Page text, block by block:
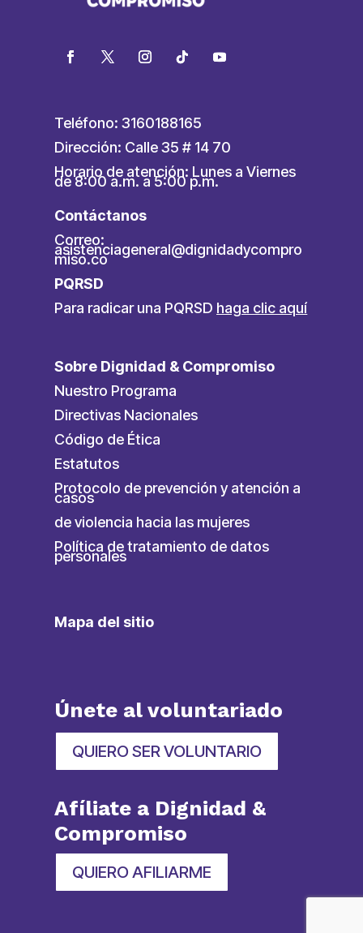
Teléfono: 3160188165
Dirección: Calle 35 # 14 70
Horario de atención: Lunes a Viernes
de 8:00 a.m. a 5:00 p.m.
Contáctanos
Correo:
asistenciageneral@dignidadycompro
miso.co
PQRSD
Para radicar una PQRSD haga clic aquí
Sobre Dignidad & Compromiso
Nuestro Programa
Directivas Nacionales
Código de Ética
Estatutos
Protocolo de prevención y atención a
casos
de violencia hacia las mujeres
Política de tratamiento de datos
personales
Mapa del sitio
Únete al voluntariado
QUIERO SER VOLUNTARIO
Afíliate a Dignidad &
Compromiso
QUIERO AFILIARME